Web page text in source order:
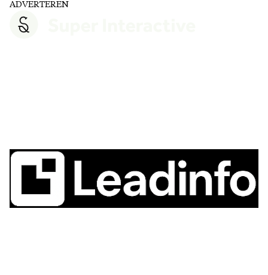
ADVERTEREN